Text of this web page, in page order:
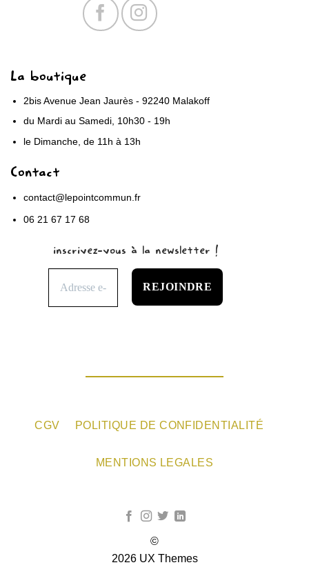
La boutique
2bis Avenue Jean Jaurès - 92240 Malakoff
du Mardi au Samedi, 10h30 - 19h
le Dimanche, de 11h à 13h
Contact
contact@lepointcommun.fr
06 21 67 17 68
inscrivez-vous à la newsletter !
CGV POLITIQUE DE CONFIDENTIALITÉ
MENTIONS LEGALES
©
2026 UX Themes